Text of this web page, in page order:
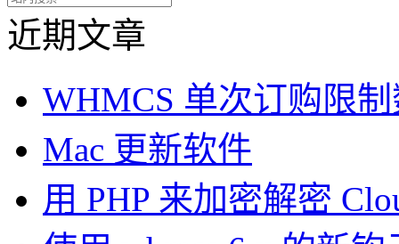
近期文章
WHMCS 单次订购限
Mac 更新软件
用 PHP 来加密解密